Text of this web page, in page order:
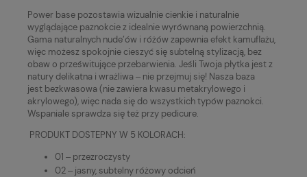
Power base pozostawia wizualnie cienkie i naturalnie
wyglądające paznokcie z idealnie wyrównaną powierzchnią.
Gama naturalnych nude’ów i różów zapewnia efekt kamuflażu,
więc możesz spokojnie cieszyć się subtelną stylizacją, bez
obaw o prześwitujące przebarwienia. Jeśli Twoja płytka jest z
natury delikatna i wrażliwa ‒ nie przejmuj się! Nasza baza
jest bezkwasowa (nie zawiera kwasu metakrylowego i
akrylowego), więc nada się do wszystkich typów paznokci.
Wspaniale sprawdza się też przy pedicure.
PRODUKT DOSTEPNY W 5 KOLORACH:
01 ‒ przezroczysty
02 ‒ jasny, subtelny różowy odcień